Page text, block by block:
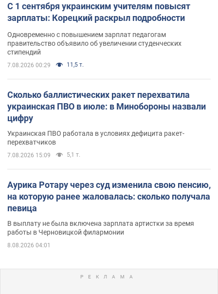
С 1 сентября украинским учителям повысят
зарплаты: Корецкий раскрыл подробности
Одновременно с повышением зарплат педагогам
правительство объявило об увеличении студенческих
стипендий
7.08.2026 00:29 11,5 т.
Сколько баллистических ракет перехватила
украинская ПВО в июле: в Минобороны назвали
цифру
Украинская ПВО работала в условиях дефицита ракет-
перехватчиков
7.08.2026 15:09 5,1 т.
Аурика Ротару через суд изменила свою пенсию,
на которую ранее жаловалась: сколько получала
певица
В выплату не была включена зарплата артистки за время
работы в Черновицкой филармонии
8.08.2026 04:01